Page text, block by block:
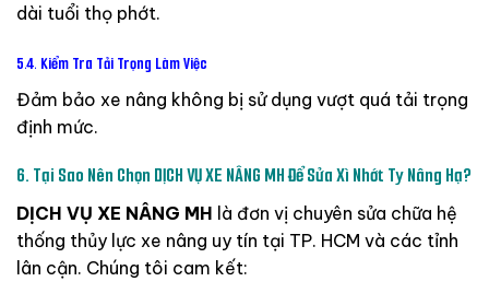
dài tuổi thọ phớt.
5.4. Kiểm Tra Tải Trọng LàmViệc
Đảm bảo xe nâng không bị sử dụng vượt quá tải trọng
định mức.
6. Tại Sao Nên Chọn DỊCHVỤXE NÂNG MHĐểSửaXì Nhớt TyNâng Hạ?
DỊCH VỤ XE NÂNG MH là đơn vị chuyên sửa chữa hệ
thống thủy lực xe nâng uy tín tại TP. HCM và các tỉnh
lân cận. Chúng tôi cam kết: